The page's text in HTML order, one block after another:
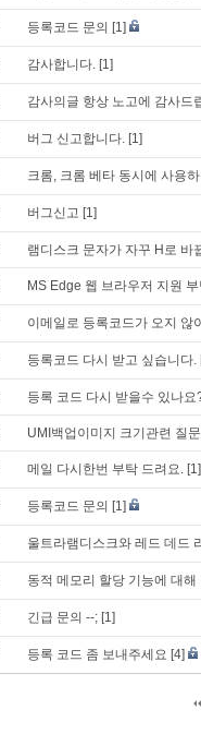
등록코드 문의 [1]
감사합니다. [1]
감사의글 항상 노고에 감사드
버그 신고합니다. [1]
크롬, 크롬 베타 동시에 사용
버그신고 [1]
램디스크 문자가 자꾸 H로 바
MS Edge 웹 브라우저 지원
이메일로 등록코드가 오지 않
등록코드 다시 받고 싶습니다.
등록 코드 다시 받을수 있나요
UMI백업이미지 크기관련 질
메일 다시한번 부탁 드려요. [1]
등록코드 문의 [1]
울트라램디스크와 레드 데드
동적 메모리 할당 기능에 대
긴급 문의 --; [1]
등록 코드 좀 보내주세요 [4]